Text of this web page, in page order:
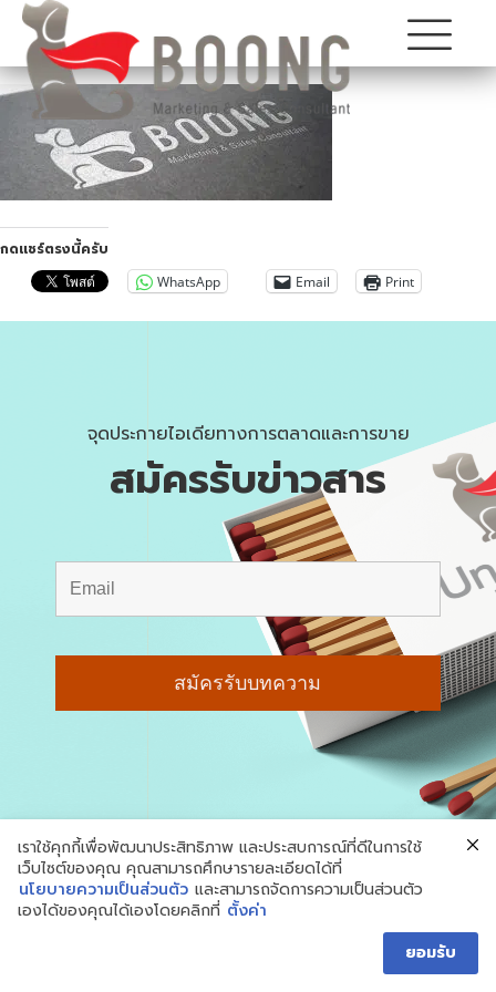
กดแชร์ตรงนี้ครับ
WhatsApp Email Print
จุดประกายไอเดียทางการตลาดและการขาย
สมัครรับข่าวสาร
© สงวนลิขสิทธิ์ 2018-2026 Underdog
Marketing
นโยบายความเป็นส่วนตัว
เราใช้คุกกี้เพื่อพัฒนาประสิทธิภาพ และประสบการณ์ที่ดีในการใช้
เว็บไซต์ของคุณ คุณสามารถศึกษารายละเอียดได้ที่
นโยบายความเป็นส่วนตัว และสามารถจัดการความเป็นส่วนตัว
เองได้ของคุณได้เองโดยคลิกที่ ตั้งค่า
ยอมรับ